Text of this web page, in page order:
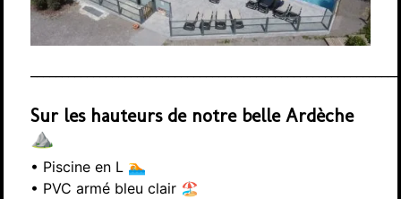
Sur les hauteurs de notre belle Ardèche
⛰️
• Piscine en L 🏊
• PVC armé bleu clair 🏖️